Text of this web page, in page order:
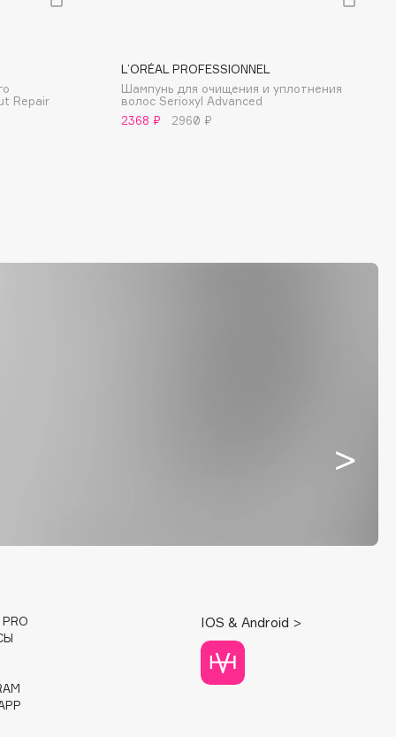
Repair
L’ORÉAL PROFESSIONNEL
Шампунь для очищения и уплотнения
волос Serioxyl Advanced
2368 ₽
2960 ₽
PRO
IOS & Android >